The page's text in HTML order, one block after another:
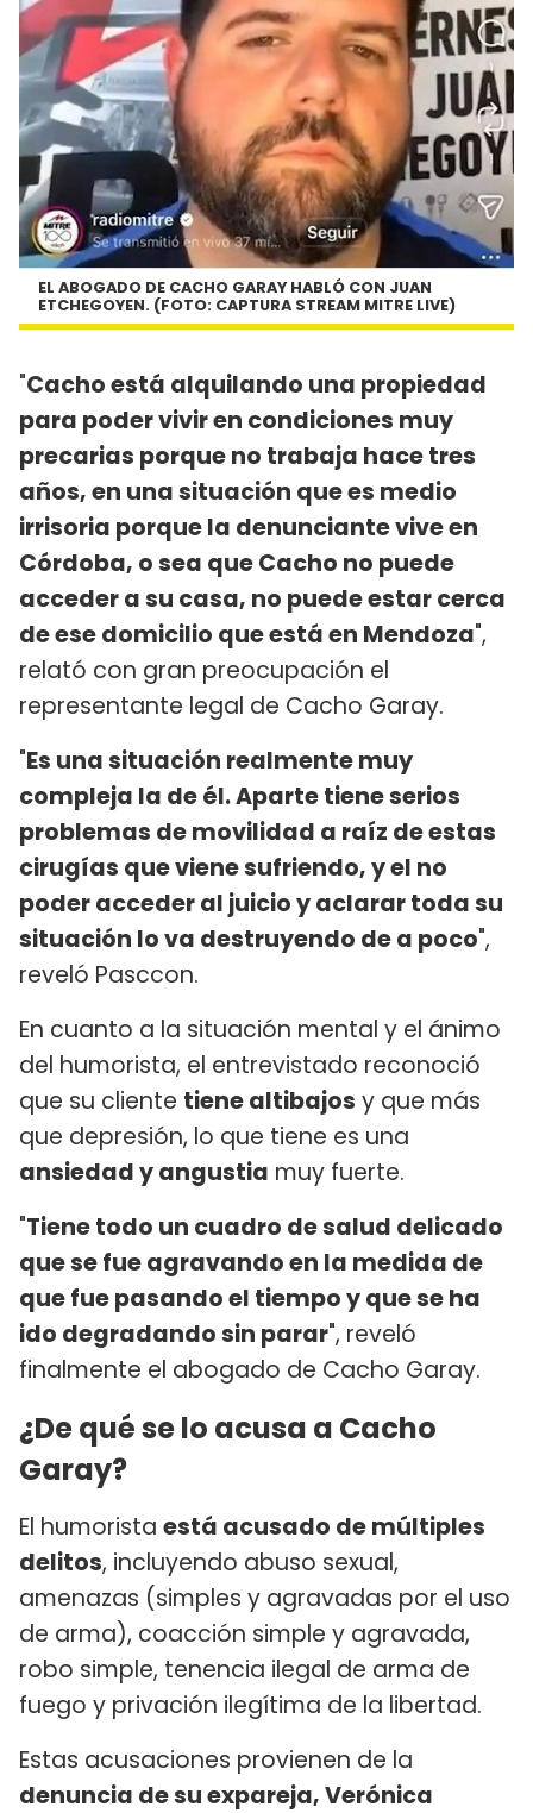
EL ABOGADO DE CACHO GARAY HABLÓ CON JUAN
ETCHEGOYEN. (FOTO: CAPTURA STREAM MITRE LIVE)
"Cacho está alquilando una propiedad
para poder vivir en condiciones muy
precarias porque no trabaja hace tres
años, en una situación que es medio
irrisoria porque la denunciante vive en
Córdoba, o sea que Cacho no puede
acceder a su casa, no puede estar cerca
de ese domicilio que está en Mendoza",
relató con gran preocupación el
representante legal de Cacho Garay.
"Es una situación realmente muy
compleja la de él. Aparte tiene serios
problemas de movilidad a raíz de estas
cirugías que viene sufriendo, y el no
poder acceder al juicio y aclarar toda su
situación lo va destruyendo de a poco",
reveló Pasccon.
En cuanto a la situación mental y el ánimo
del humorista, el entrevistado reconoció
que su cliente tiene altibajos y que más
que depresión, lo que tiene es una
ansiedad y angustia muy fuerte.
"Tiene todo un cuadro de salud delicado
que se fue agravando en la medida de
que fue pasando el tiempo y que se ha
ido degradando sin parar", reveló
finalmente el abogado de Cacho Garay.
¿De qué se lo acusa a Cacho
Garay?
El humorista está acusado de múltiples
delitos, incluyendo abuso sexual,
amenazas (simples y agravadas por el uso
de arma), coacción simple y agravada,
robo simple, tenencia ilegal de arma de
fuego y privación ilegítima de la libertad.
Estas acusaciones provienen de la
denuncia de su expareja, Verónica